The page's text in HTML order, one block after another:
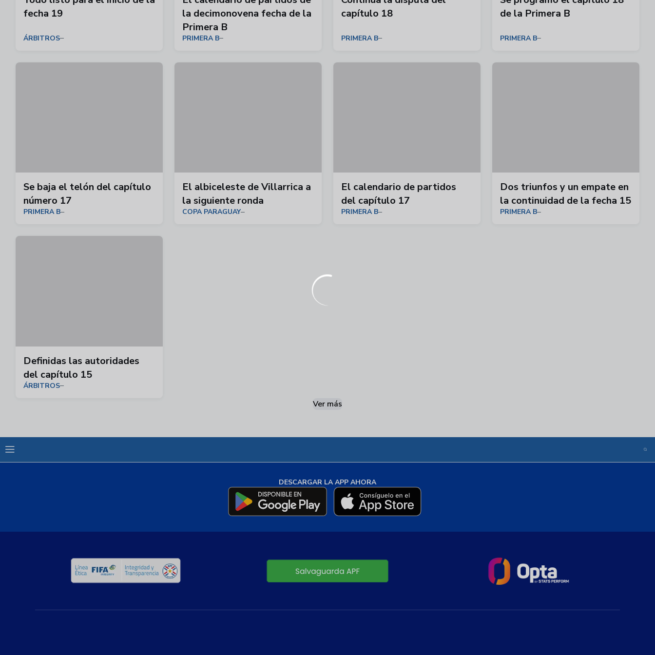
fecha 19
ÁRBITROS
la decimonovena fecha de la
Primera B
PRIMERA B
capítulo 18
PRIMERA B
de la Primera B
PRIMERA B
Se baja el telón del capítulo
número 17
PRIMERA B
El albiceleste de Villarrica a
la siguiente ronda
COPA PARAGUAY
El calendario de partidos
del capítulo 17
PRIMERA B
Dos triunfos y un empate en
la continuidad de la fecha 15
PRIMERA B
Definidas las autoridades
del capítulo 15
ÁRBITROS
Ver más
DESCARGAR LA APP AHORA